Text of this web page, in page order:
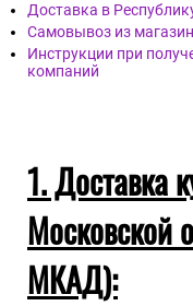
Доставка в
Самовывоз из
Инструкции при
компаний
1. Доставка
Московской
МКАД):